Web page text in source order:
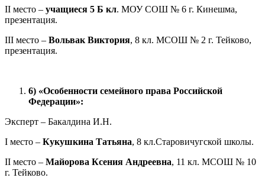
II место – учащиеся 5 Б кл. МОУ СОШ № 6 г. Кинешма,
презентация.
III место – Вольвак Виктория, 8 кл. МСОШ № 2 г. Тейково,
презентация.
6) «Особенности семейного права Российской
Федерации»:
Эксперт – Бакалдина И.Н.
I место – Кукушкина Татьяна, 8 кл.Старовичугской школы.
II место – Майорова Ксения Андреевна, 11 кл. МСОШ № 10
г. Тейково.